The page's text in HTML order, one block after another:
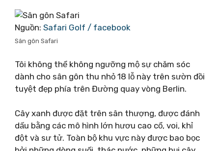
Nguồn: Safari Golf / facebook
Sân gôn Safari
Tôi không thể không ngưỡng mộ sự chăm sóc
dành cho sân gôn thu nhỏ 18 lỗ này trên sườn đồi
tuyệt đẹp phía trên Đường quay vòng Berlin.
Cây xanh được đặt trên sân thượng, được đánh
dấu bằng các mô hình lớn hươu cao cổ, voi, khỉ
đột và sư tử. Toàn bộ khu vực này được bao bọc